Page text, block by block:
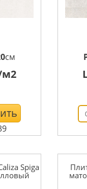
см
Spiga